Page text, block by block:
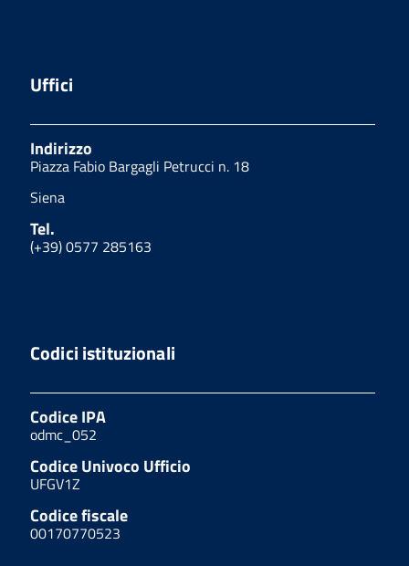
Uffici
Indirizzo
Piazza Fabio Bargagli Petrucci n. 18
Siena
Tel.
(+39) 0577 285163
Codici istituzionali
Codice IPA
odmc_052
Codice Univoco Ufficio
UFGV1Z
Codice fiscale
00170770523